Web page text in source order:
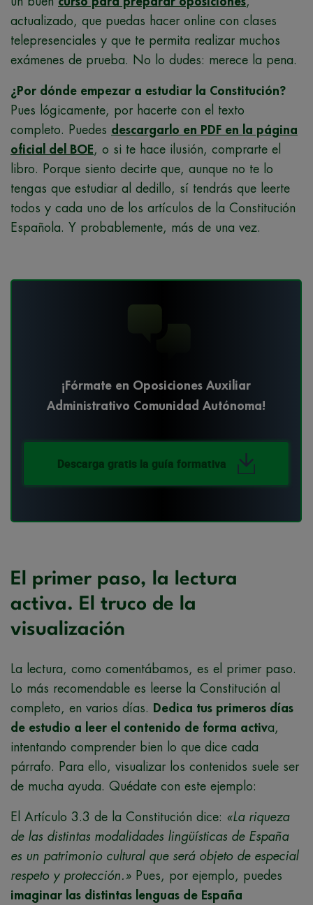
actualizado, que puedas hacer online con clases
telepresenciales y que te permita realizar muchos
exámenes de prueba. No lo dudes: merece la pena.
¿Por dónde empezar a estudiar la Constitución?
Pues lógicamente, por hacerte con el texto
completo. Puedes descargarlo en PDF en la página
oficial del BOE, o si te hace ilusión, comprarte el
libro. Porque siento decirte que, aunque no te lo
tengas que estudiar al dedillo, sí tendrás que leerte
todos y cada uno de los artículos de la Constitución
Española. Y probablemente, más de una vez.
¡Fórmate en Oposiciones Auxiliar
Administrativo Comunidad Autónoma!
Descarga gratis la guía formativa
El primer paso, la lectura
activa. El truco de la
visualización
La lectura, como comentábamos, es el primer paso.
Lo más recomendable es leerse la Constitución al
completo, en varios días.
Dedica tus primeros días
de estudio a leer el contenido de forma activa,
intentando comprender bien lo que dice cada
párrafo. Para ello, visualizar los contenidos suele ser
de mucha ayuda. Quédate con este ejemplo:
El Artículo 3.3 de la Constitución dice: «La riqueza
de las distintas modalidades lingüísticas de España
es un patrimonio cultural que será objeto de especial
respeto y protección.» Pues, por ejemplo, puedes
imaginar las distintas lenguas de España